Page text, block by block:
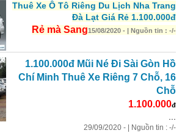
Thuê Xe Ô Tô Riêng Du Lịch Nha Trang
Đà Lạt Giá Rẻ 1.100.000đ
Rẻ mà Sang15/08/2020 - | Nguồn tin : -/-
1.100.000đ Mũi Né Đi Sài Gòn Hồ
Chí Minh Thuê Xe Riêng 7 Chỗ, 16
Chỗ
1.100.000đ
29/09/2020 - | Nguồn tin : -/-